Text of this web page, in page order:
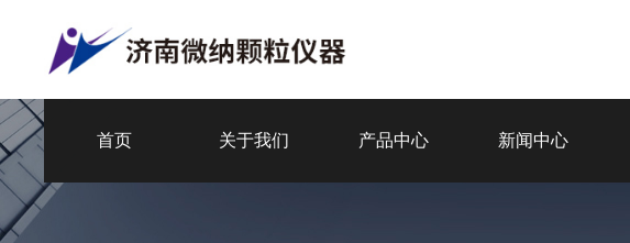
首页 关于我们 产品中心 新闻中心